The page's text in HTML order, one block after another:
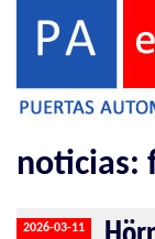
noticias:
2026-03-11